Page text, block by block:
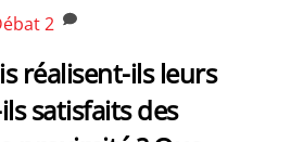
2
réalisent-ils leurs
satisfaits des